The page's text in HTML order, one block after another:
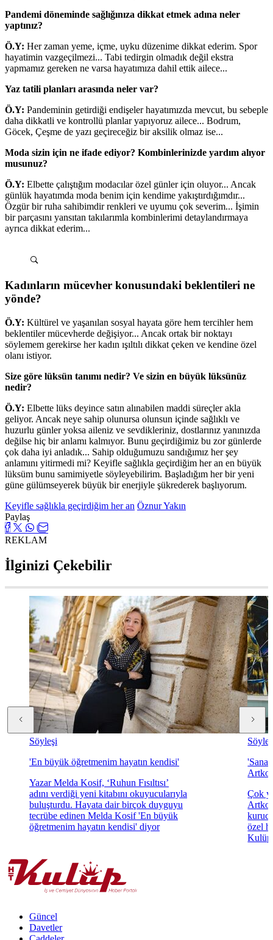
Pandemi döneminde sağlığınıza dikkat etmek adına neler
yaptınız?
Ö.Y: Her zaman yeme, içme, uyku düzenime dikkat ederim. Spor
hayatimin vazgeçilmezi... Tabi tedirgin olmadık değil ekstra
yapmamız gereken ne varsa hayatımıza dahil ettik ailece...
Yaz tatili planları arasında neler var?
Ö.Y: Pandeminin getirdiği endişeler hayatımızda mevcut, bu sebeple
daha dikkatli ve kontrollü planlar yapıyoruz ailece... Bodrum,
Göcek, Çeşme de yazı geçireceğiz bir aksilik olmaz ise...
Moda sizin için ne ifade ediyor? Kombinlerinizde yardım alıyor
musunuz?
Ö.Y: Elbette çalıştığım modacılar özel günler için oluyor... Ancak
günlük hayatımda moda benim için kendime yakıştırdığımdır...
Özgür bir ruha sahibimdir renkleri ve uyumu çok severim... İşimin
bir parçasını yansıtan takılarımla kombinlerimi detaylandırmaya
ayrıca dikkat ederim...
Kadınların mücevher konusundaki beklentileri ne
yönde?
Ö.Y: Kültürel ve yaşanılan sosyal hayata göre hem tercihler hem
beklentiler mücevherde değişiyor... Ancak ortak bir noktayı
söylemem gerekirse her kadın ışıltılı dikkat çeken ve kendine özel
olanı istiyor.
Size göre lüksün tanımı nedir? Ve sizin en büyük lüksünüz
nedir?
Ö.Y: Elbette lüks deyince satın alınabilen maddi süreçler akla
geliyor. Ancak neye sahip olunursa olunsun içinde sağlıklı ve
huzurlu günler yoksa aileniz ve sevdikleriniz, dostlarınız yanınızda
değilse hiç bir anlamı kalmıyor. Bunu geçirdiğimiz bu zor günlerde
çok daha iyi anladık... Sahip olduğumuzu sandığımız her şey
anlamını yitirmedi mi? Keyifle sağlıkla geçirdiğim her an en büyük
lüksüm bunu samimiyetle söyleyebilirim. Başladığım her bir yeni
güne gülümseyerek büyük bir enerjiyle şükrederek başlıyorum.
Keyifle sağlıkla geçirdiğim her an Öznur Yakın
Paylaş
REKLAM
İlginizi Çekebilir
Söyleşi
'En büyük öğretmenim hayatın kendisi'
Yazar Melda Kosif, ‘Ruhun Fısıltısı’
adını verdiği yeni kitabını okuyucularıyla
buluşturdu. Hayata dair birçok duyguyu
tecrübe edinen Melda Kosif 'En büyük
öğretmenim hayatın kendisi' diyor
Çok
özel
Güncel
Davetler